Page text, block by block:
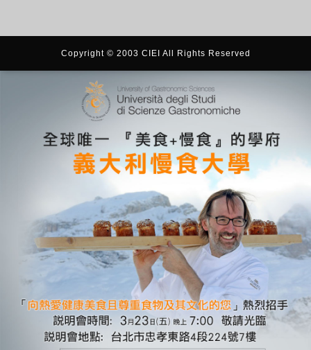
Copyright © 2003 CIEI All Rights Reserved